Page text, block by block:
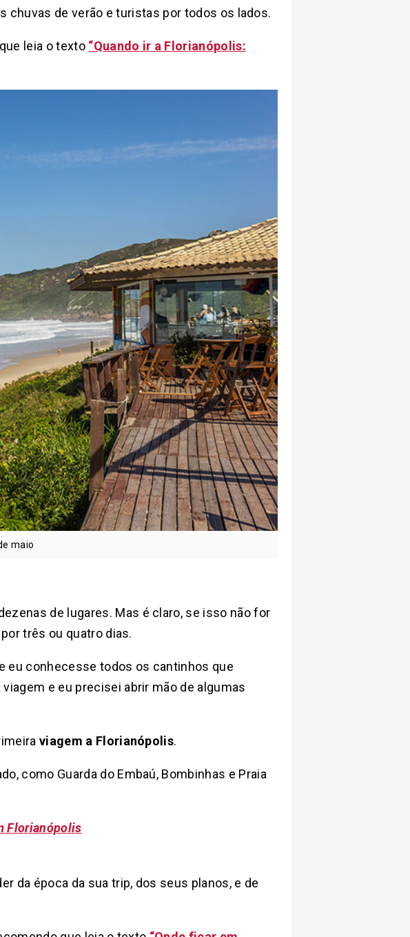
chuvas de verão e turistas por todos os lados.
leia o texto “Quando ir a Florianópolis:
maio
de lugares. Mas é claro, se isso não for
por três ou quatro dias.
eu conhecesse todos os cantinhos que
e eu precisei abrir mão de algumas
viagem a Florianópolis.
como Guarda do Embaú, Bombinhas e Praia
Florianópolis
da época da sua trip, dos seus planos, e de